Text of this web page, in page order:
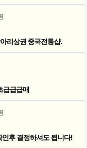
리상권 중국전통샵.
급급급매
후 결정하셔도 됩니다!